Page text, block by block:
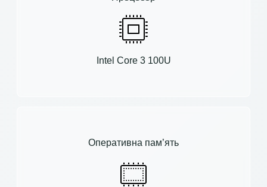
Intel Core 3 100U
Оперативна пам’ять